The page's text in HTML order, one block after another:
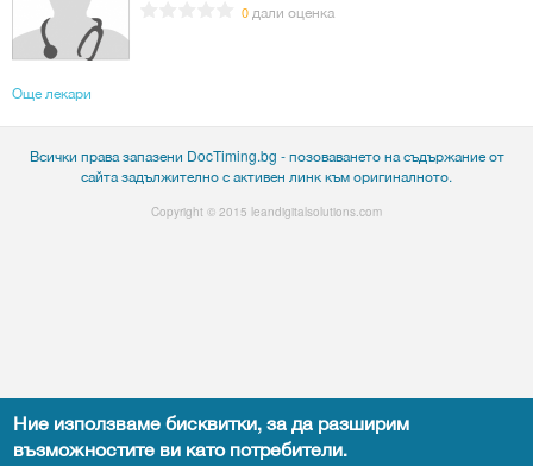
0 дали оценка
Още лекари
Всички права запазени DocTiming.bg - позоваването на съдържание от
сайта задължително с активен линк към оригиналното.
Copyright © 2015 leandigitalsolutions.com
Ние използваме бисквитки, за да разширим
възможностите ви като потребители.